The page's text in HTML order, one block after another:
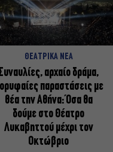
ΘΕΑΤΡΙΚΑ ΝΕΑ
αρχαίο δράμα,
παραστάσεις με
θέα την Αθήνα: Όσα θα
δούμε στο Θέατρο
Λυκαβηττού μέχρι τον
Οκτώβριο